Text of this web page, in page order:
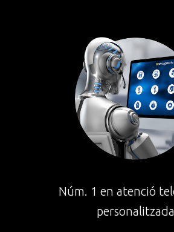
Núm. 1 en atenció
personalitzada